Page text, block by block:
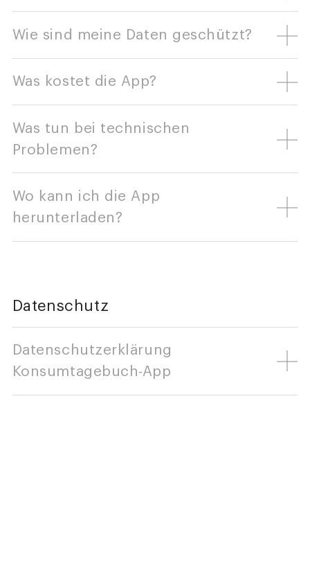
Wie sind meine Daten geschützt?
Was kostet die App?
Was tun bei technischen
Problemen?
Wo kann ich die App
herunterladen?
Datenschutz
Datenschutzerklärung
Konsumtagebuch-App